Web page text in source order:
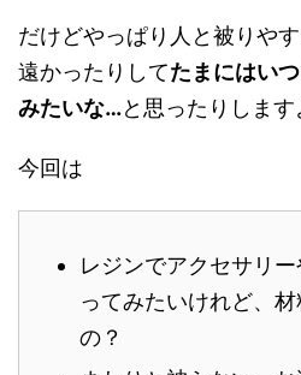
だけどやっぱり人と被りや
遠かったりしてたまにはい
みたいな…と思ったりします
今回は
レジンでアクセサリ
ってみたいけれど、
の？